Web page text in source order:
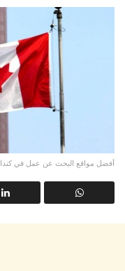
أفضل مواقع البحث عن عمل في كندا